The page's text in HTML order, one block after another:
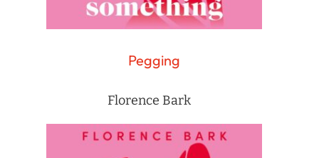
Pegging
Florence Bark